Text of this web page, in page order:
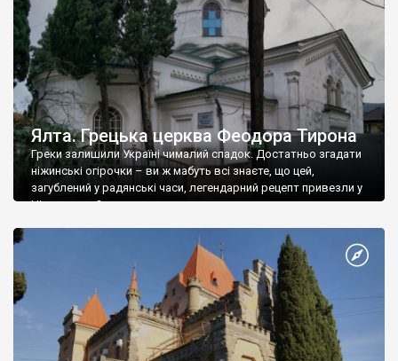
Ялта. Грецька церква Феодора Тирона
Греки залишили Україні чималий спадок. Достатньо згадати
ніжинські огірочки – ви ж мабуть всі знаєте, що цей,
загублений у радянські часи, легендарний рецепт привезли у
Ніжин греки?